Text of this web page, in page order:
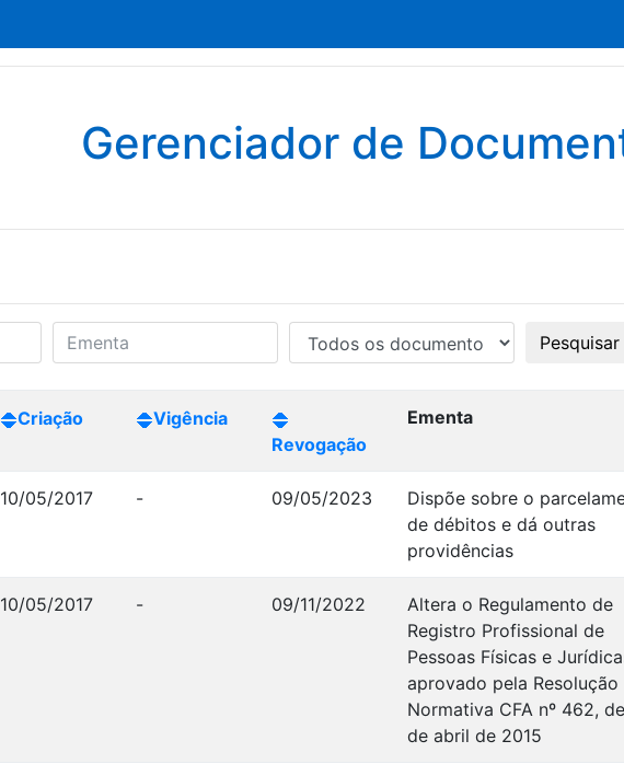
Gerenciador de
Pesquisar
Criação
Vigência
Revogação
Ementa
10/05/2017 - 09/05/2023
Dispõe sobre o
de débitos e dá outras
providências
10/05/2017 - 09/11/2022
Altera o Regulamento de
Registro Profissional de
Pessoas Físicas e
aprovado pela Resolução
Normativa CFA nº 462,
de abril de 2015